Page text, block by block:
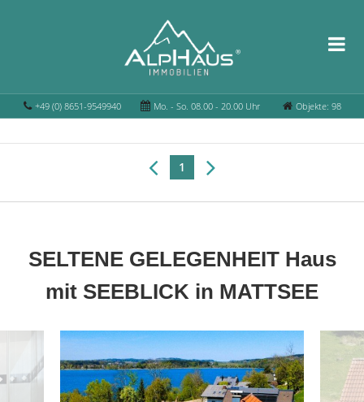
+49 (0) 8651-9549940 Mo. - So. 08.00 - 20.00 Uhr Objekte: 98
1
SELTENE GELEGENHEIT Haus
mit SEEBLICK in MATTSEE